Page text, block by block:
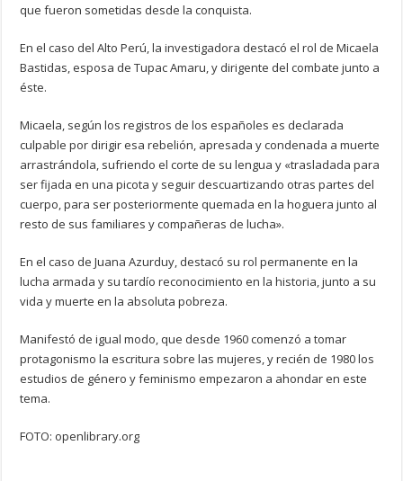
que fueron sometidas desde la conquista.
En el caso del Alto Perú, la investigadora destacó el rol de Micaela
Bastidas, esposa de Tupac Amaru, y dirigente del combate junto a
éste.
Micaela, según los registros de los españoles es declarada
culpable por dirigir esa rebelión, apresada y condenada a muerte
arrastrándola, sufriendo el corte de su lengua y «trasladada para
ser fijada en una picota y seguir descuartizando otras partes del
cuerpo, para ser posteriormente quemada en la hoguera junto al
resto de sus familiares y compañeras de lucha».
En el caso de Juana Azurduy, destacó su rol permanente en la
lucha armada y su tardío reconocimiento en la historia, junto a su
vida y muerte en la absoluta pobreza.
Manifestó de igual modo, que desde 1960 comenzó a tomar
protagonismo la escritura sobre las mujeres, y recién de 1980 los
estudios de género y feminismo empezaron a ahondar en este
tema.
FOTO: openlibrary.org